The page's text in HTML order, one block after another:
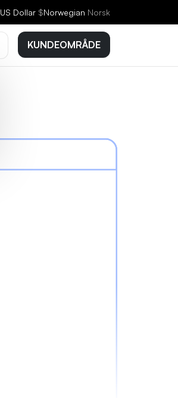
US Dollar $Norwegian Norsk
KUNDEOMRÅDE